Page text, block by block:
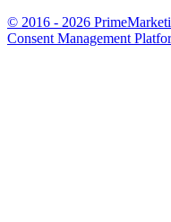
© 2016 - 2026
Consent Management